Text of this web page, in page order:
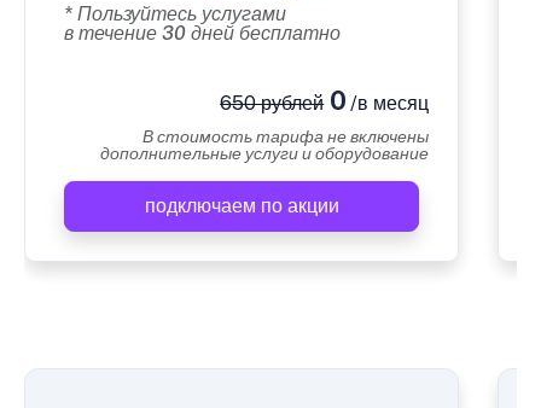
* Пользуйтесь услугами
в течение 30 дней бесплатно
650 рублей0 /в месяц
В стоимость тарифа не включены
дополнительные услуги и оборудование
подключаем по акции